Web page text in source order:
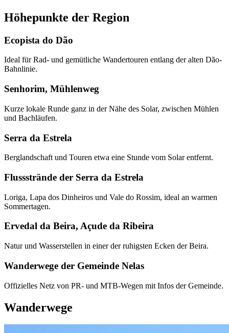
Höhepunkte der Region
Ecopista do Dão
Ideal für Rad- und gemütliche Wandertouren entlang der alten Dão-
Bahnlinie.
Senhorim, Mühlenweg
Kurze lokale Runde ganz in der Nähe des Solar, zwischen Mühlen
und Bachläufen.
Serra da Estrela
Berglandschaft und Touren etwa eine Stunde vom Solar entfernt.
Flussstrände der Serra da Estrela
Loriga, Lapa dos Dinheiros und Vale do Rossim, ideal an warmen
Sommertagen.
Ervedal da Beira, Açude da Ribeira
Natur und Wasserstellen in einer der ruhigsten Ecken der Beira.
Wanderwege der Gemeinde Nelas
Offizielles Netz von PR- und MTB-Wegen mit Infos der Gemeinde.
Wanderwege